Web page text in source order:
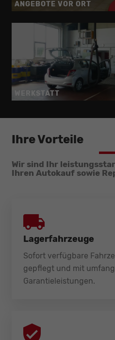
ANGEBOTE VOR ORT
WERKSTATT
Ihre Vorteile
Wir sind Ihr
Ihren Autokauf sowie
Lagerfahrzeuge
Sofort verfügbare
gepflegt und mit
Garantieleistungen.